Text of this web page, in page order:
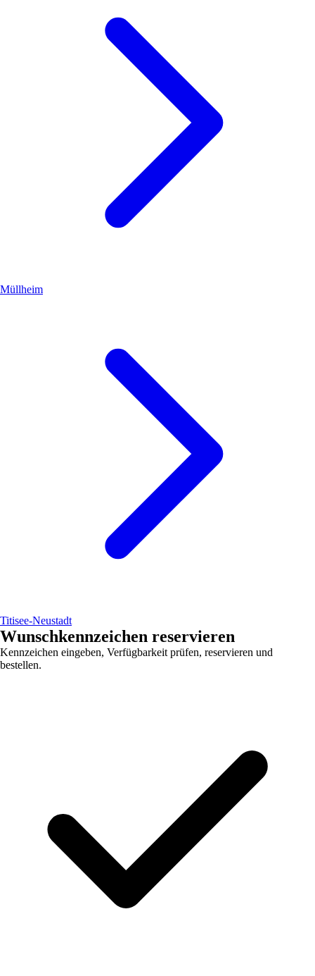
Müllheim
Titisee-Neustadt
Wunschkennzeichen reservieren
Kennzeichen eingeben, Verfügbarkeit prüfen, reservieren und
bestellen.